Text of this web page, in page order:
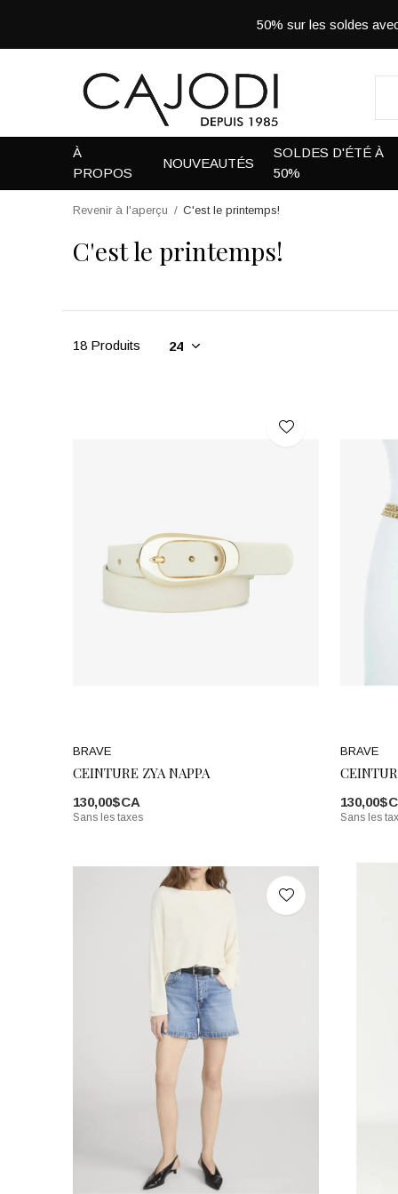
À
PROPOS
NOUVEAUTÉS
SOLDES D'ÉTÉ À
50%
50% sur les soldes
Revenir à l'aperçu C'est le printemps!
C'est le printemps!
18 Produits
BRAVE
CEINTURE ZYA NAPPA
130,00$CA
Sans les taxes
BRAVE
Sans les